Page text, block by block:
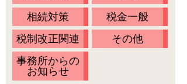
Ｑ&Ａ
お客様の声
プライバシーポリシー
相続税の申告
相続対策
税金一般
税制改正関連
その他
事務所からの
お知らせ